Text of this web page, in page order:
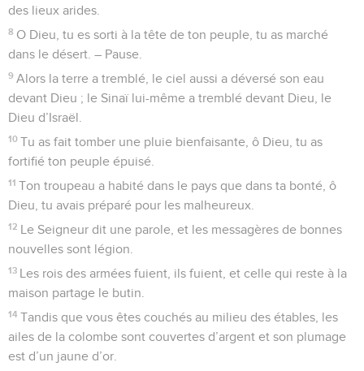
des lieux arides.
8 O Dieu, tu es sorti à la tête de ton peuple, tu as marché
dans le désert. – Pause.
9 Alors la terre a tremblé, le ciel aussi a déversé son eau
devant Dieu ; le Sinaï lui-même a tremblé devant Dieu, le
Dieu d’Israël.
10 Tu as fait tomber une pluie bienfaisante, ô Dieu, tu as
fortifié ton peuple épuisé.
11 Ton troupeau a habité dans le pays que dans ta bonté, ô
Dieu, tu avais préparé pour les malheureux.
12 Le Seigneur dit une parole, et les messagères de bonnes
nouvelles sont légion.
13 Les rois des armées fuient, ils fuient, et celle qui reste à la
maison partage le butin.
14 Tandis que vous êtes couchés au milieu des étables, les
ailes de la colombe sont couvertes d’argent et son plumage
est d’un jaune d’or.